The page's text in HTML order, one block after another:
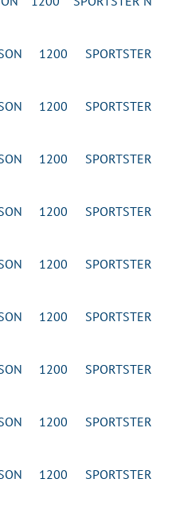
1200 SPORTSTER
1200 SPORTSTER
1200 SPORTSTER
1200 SPORTSTER
1200 SPORTSTER
1200 SPORTSTER
1200 SPORTSTER
1200 SPORTSTER
1200 SPORTSTER